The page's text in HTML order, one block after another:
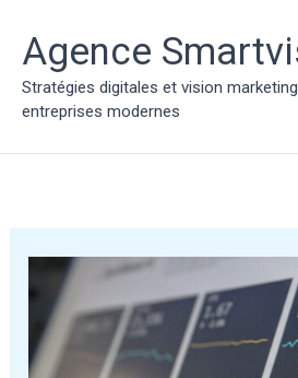
contenu
Agence
Stratégies digitales et vision
entreprises modernes